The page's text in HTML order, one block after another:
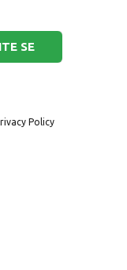
SE
Policy